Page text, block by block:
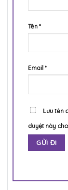
Tên*
Email*
Lưu tên
duyệt này